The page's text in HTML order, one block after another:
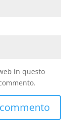
in questo